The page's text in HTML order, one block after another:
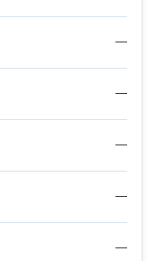
—
—
—
—
—